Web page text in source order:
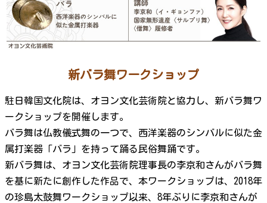
新バラ舞ワークショップ
駐日韓国文化院は、オヨン文化芸術院と協力し、新バラ舞ワ
ークショップを開催します。
バラ舞は仏教儀式舞の一つで、西洋楽器のシンバルに似た金
属打楽器「バラ」を持って踊る民俗舞踊です。
新バラ舞は、オヨン文化芸術院理事長の李京和さんがバラ舞
を基に新たに創作した作品で、本ワークショップは、2018年
の珍島太鼓舞ワークショップ以来、8年ぶりに李京和さんが